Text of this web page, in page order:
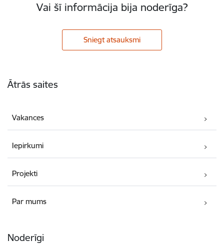
Vai šī informācija bija noderīga?
Sniegt atsauksmi
Ātrās saites
Vakances
Iepirkumi
Projekti
Par mums
Noderīgi